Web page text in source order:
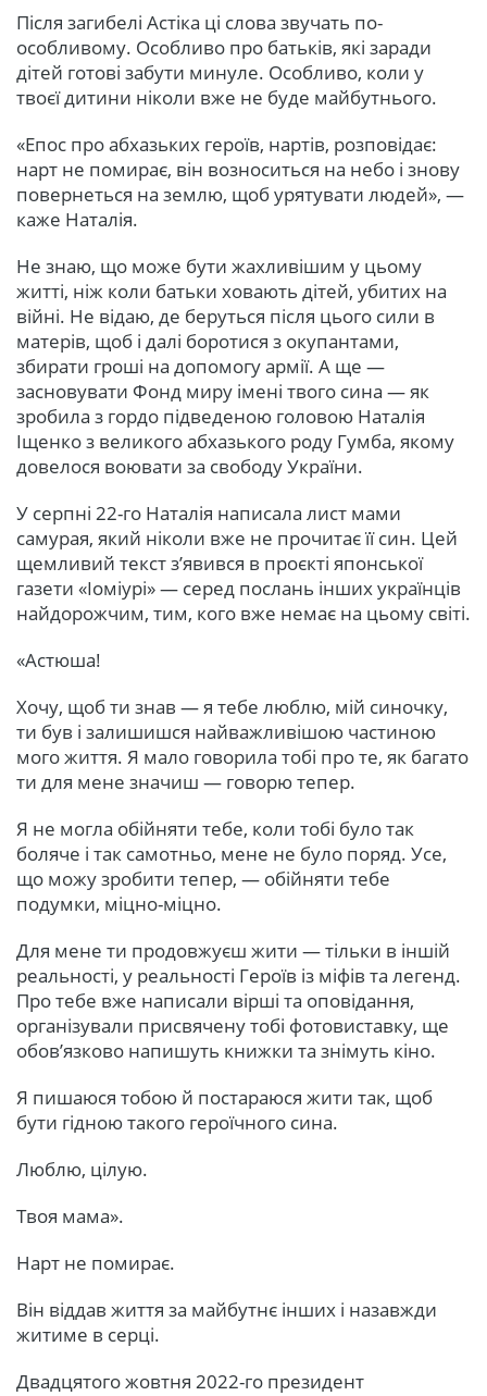
Після загибелі Астіка ці слова звучать по-
особливому. Особливо про батьків, які заради
дітей готові забути минуле. Особливо, коли у
твоєї дитини ніколи вже не буде майбутнього.
«Епос про абхазьких героїв, нартів, розповідає:
нарт не помирає, він возноситься на небо і знову
повернеться на землю, щоб урятувати людей», —
каже Наталія.
Не знаю, що може бути жахливішим у цьому
житті, ніж коли батьки ховають дітей, убитих на
війні. Не відаю, де беруться після цього сили в
матерів, щоб і далі боротися з окупантами,
збирати гроші на допомогу армії. А ще —
засновувати Фонд миру імені твого сина — як
зробила з гордо підведеною головою Наталія
Іщенко з великого абхазького роду Гумба, якому
довелося воювати за свободу України.
У серпні 22-го Наталія написала лист мами
самурая, який ніколи вже не прочитає її син. Цей
щемливий текст з’явився в проєкті японської
газети «Іоміурі» — серед послань інших українців
найдорожчим, тим, кого вже немає на цьому світі.
«Астюша!
Хочу, щоб ти знав — я тебе люблю, мій синочку,
ти був і залишишся найважливішою частиною
мого життя. Я мало говорила тобі про те, як багато
ти для мене значиш — говорю тепер.
Я не могла обійняти тебе, коли тобі було так
боляче і так самотньо, мене не було поряд. Усе,
що можу зробити тепер, — обійняти тебе
подумки, міцно-міцно.
Для мене ти продовжуєш жити — тільки в іншій
реальності, у реальності Героїв із міфів та легенд.
Про тебе вже написали вірші та оповідання,
організували присвячену тобі фотовиставку, ще
обов’язково напишуть книжки та знімуть кіно.
Я пишаюся тобою й постараюся жити так, щоб
бути гідною такого героїчного сина.
Люблю, цілую.
Твоя мама».
Нарт не помирає.
Він віддав життя за майбутнє інших і назавжди
житиме в серці.
Двадцятого жовтня 2022-го президент